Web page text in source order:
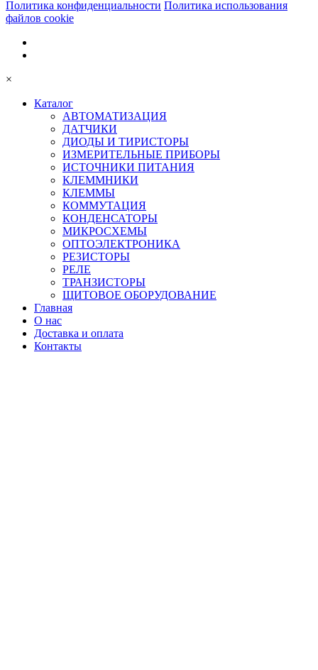
Политика конфиденциальности Политика использования
файлов cookie
×
Каталог
АВТОМАТИЗАЦИЯ
ДАТЧИКИ
ДИОДЫ И ТИРИСТОРЫ
ИЗМЕРИТЕЛЬНЫЕ ПРИБОРЫ
ИСТОЧНИКИ ПИТАНИЯ
КЛЕММНИКИ
КЛЕММЫ
КОММУТАЦИЯ
КОНДЕНСАТОРЫ
МИКРОСХЕМЫ
ОПТОЭЛЕКТРОНИКА
РЕЗИСТОРЫ
РЕЛЕ
ТРАНЗИСТОРЫ
ЩИТОВОЕ ОБОРУДОВАНИЕ
Главная
О нас
Доставка и оплата
Контакты